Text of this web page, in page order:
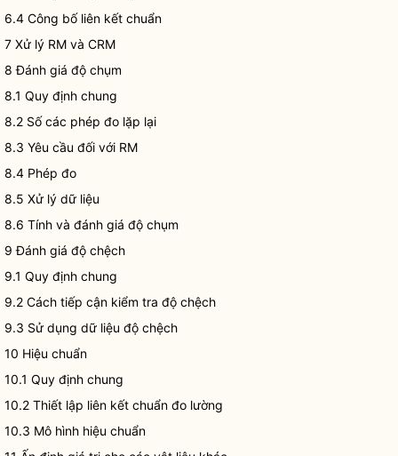
6.4 Công bố liên kết chuẩn
7 Xử lý RM và CRM
8 Đánh giá độ chụm
8.1 Quy định chung
8.2 Số các phép đo lặp lại
8.3 Yêu cầu đối với RM
8.4 Phép đo
8.5 Xử lý dữ liệu
8.6 Tính và đánh giá độ chụm
9 Đánh giá độ chệch
9.1 Quy định chung
9.2 Cách tiếp cận kiểm tra độ chệch
9.3 Sử dụng dữ liệu độ chệch
10 Hiệu chuẩn
10.1 Quy định chung
10.2 Thiết lập liên kết chuẩn đo lường
10.3 Mô hình hiệu chuẩn